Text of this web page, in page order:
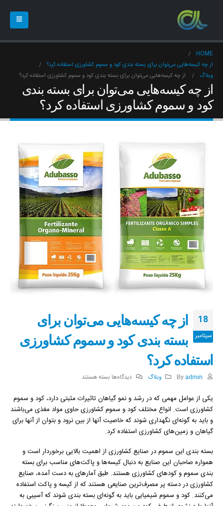
HOME
از چه کیسه‌هایی می‌توان برای بسته بندی کود و سموم کشاورزی استفاده کرد؟
وبلاگ
از چه کیسه‌هایی می‌توان برای بسته بندی کود و سموم کشاورزی استفاده کرد؟
از چه کیسه‌هایی می‌توان برای بسته بندی
کود و سموم کشاورزی استفاده کرد؟
18
سپتامبر
از چه کیسه‌هایی می‌توان برای
بسته بندی کود و سموم کشاورزی
استفاده کرد؟
By admin وبلاگ دیدگاه‌ها برای
چه
کیسه‌هایی
می‌توان
برای
بندی
کود
و
سموم
کشاورزی
بسته هستند
یکی از عوامل مهمی که در رشد و نمو گیاهان تاثیرات مثبتی دارد، کود و سموم
کشاورزی است. انواع مختلف کود و سموم کشاورزی حاوی مواد مغذی می‌باشند
و باید به گونه‌ای نگهداری شوند که خاصیت آنها از بین نرود و بتوان از آنها برای
گیاهان و زمین‌های کشاورزی استفاده کرد.
بسته بندی این سموم در صنایع کشاورزی از اهمیت بالایی برخوردار است و
همواره صاحبان این صنایع به دنبال کیسه‌ها و پاکت‌های مناسب برای بسته
بندی سموم و کودهای کشاورزی هستند. طبق آمارهای به دست آمده، صنایع
کشاورزی در دسته پر مصرف‌ترین صنایعی هستند که از کیسه و پاکت استفاده
می‌کنند. کود و سموم شیمیایی باید به گونه‌ای بسته بندی شوند که آسیبی به